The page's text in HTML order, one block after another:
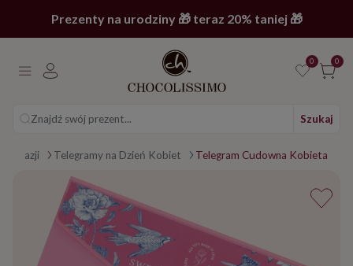
Prezenty na urodziny 🎁 teraz 20% taniej 🎁
0 0
Znajdź swój prezent... Szukaj
z okazji Telegramy na Dzień Kobiet Telegram Cudowna Kobieta